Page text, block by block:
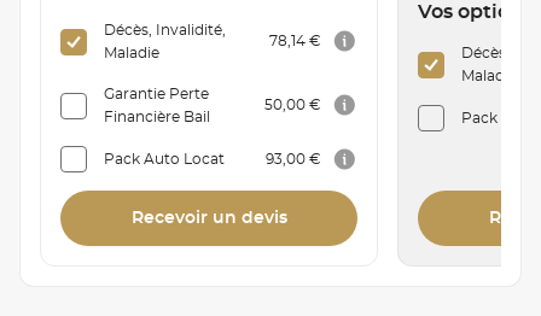
Décès, Invalidité,
Maladie
78,14 €
Garantie Perte
Financière Bail
50,00 €
Pack Auto Locat 93,00 €
Recevoir un devis
Vos options
Décès,
Maladie
Pack Auto